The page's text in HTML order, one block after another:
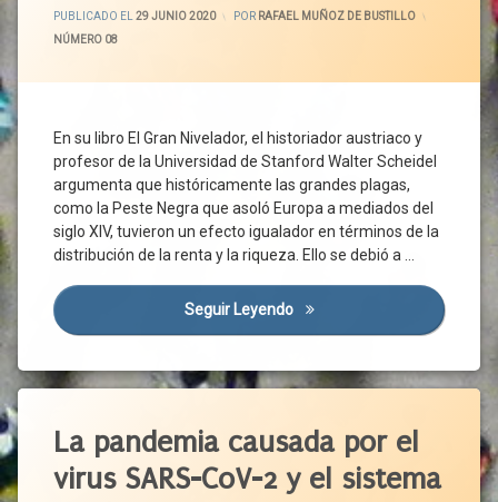
PUBLICADO EL 29 JUNIO 2020
ACTUALIZADO EL
POR RAFAEL MUÑOZ DE BUSTILLO
CATEGORÍAS:
NÚMERO 08
En su libro El Gran Nivelador, el historiador austriaco y
profesor de la Universidad de Stanford Walter Scheidel
argumenta que históricamente las grandes plagas,
como la Peste Negra que asoló Europa a mediados del
siglo XIV, tuvieron un efecto igualador en términos de la
distribución de la renta y la riqueza. Ello se debió a …
Seguir Leyendo Covid-19 Y Desigualdad (I)
Actividades
Esenciales
Autónomos
Bien
Común
Cese De
Actividad
Confinamiento
Construcción
19
Demanda
Agregada
Desempleo
La pandemia causada por el
virus SARS-CoV-2 y el sistema
Actuaciones
Coercitivas
Administración